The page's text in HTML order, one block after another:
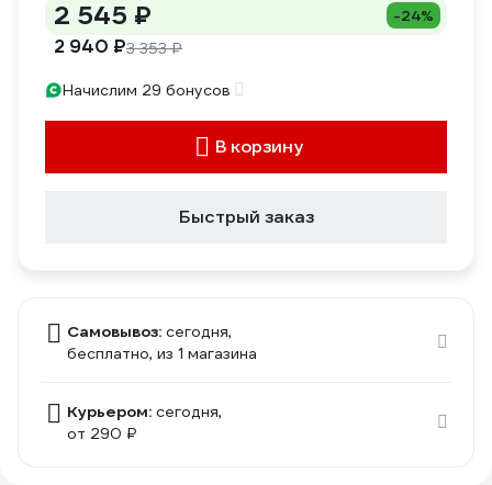
2 545 ₽ -24%
2 940 ₽3 353 ₽
Начислим 29 бонусов
В корзину
Быстрый заказ
Самовывоз: сегодня,
бесплатно, из 1 магазина
Курьером: сегодня,
от 290 ₽